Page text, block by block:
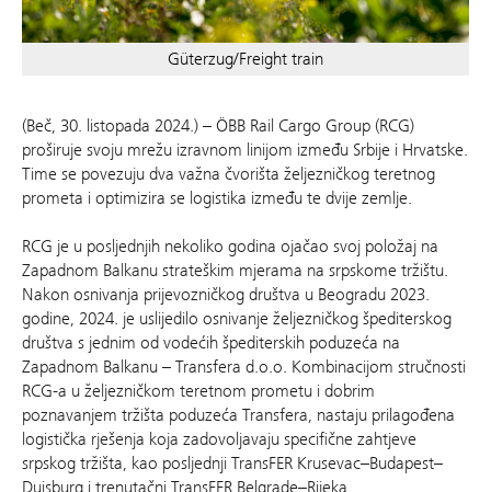
Güterzug/Freight train
(Beč, 30. listopada 2024.) – ÖBB Rail Cargo Group (RCG)
proširuje svoju mrežu izravnom linijom između Srbije i Hrvatske.
Time se povezuju dva važna čvorišta željezničkog teretnog
prometa i optimizira se logistika između te dvije zemlje.
RCG je u posljednjih nekoliko godina ojačao svoj položaj na
Zapadnom Balkanu strateškim mjerama na srpskome tržištu.
Nakon osnivanja prijevozničkog društva u Beogradu 2023.
godine, 2024. je uslijedilo osnivanje željezničkog špediterskog
društva s jednim od vodećih špediterskih poduzeća na
Zapadnom Balkanu – Transfera d.o.o. Kombinacijom stručnosti
RCG-a u željezničkom teretnom prometu i dobrim
poznavanjem tržišta poduzeća Transfera, nastaju prilagođena
logistička rješenja koja zadovoljavaju specifične zahtjeve
srpskog tržišta, kao posljednji TransFER Krusevac–Budapest–
Duisburg i trenutačni TransFER Belgrade–Rijeka.